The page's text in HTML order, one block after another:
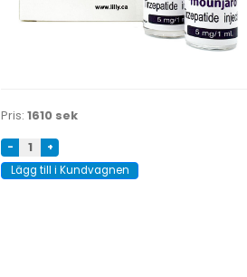
Pris: 1610 sek
- +
Lägg till i Kundvagnen